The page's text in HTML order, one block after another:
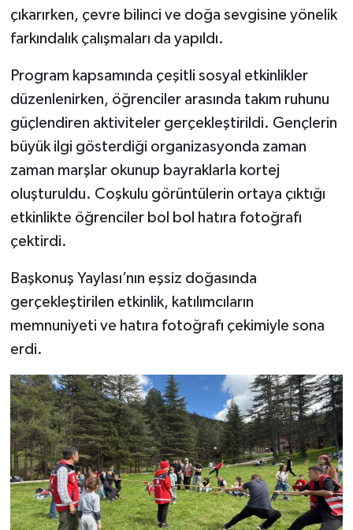
çıkarırken, çevre bilinci ve doğa sevgisine yönelik
farkındalık çalışmaları da yapıldı.
Program kapsamında çeşitli sosyal etkinlikler
düzenlenirken, öğrenciler arasında takım ruhunu
güçlendiren aktiviteler gerçekleştirildi. Gençlerin
büyük ilgi gösterdiği organizasyonda zaman
zaman marşlar okunup bayraklarla kortej
oluşturuldu. Coşkulu görüntülerin ortaya çıktığı
etkinlikte öğrenciler bol bol hatıra fotoğrafı
çektirdi.
Başkonuş Yaylası’nın eşsiz doğasında
gerçekleştirilen etkinlik, katılımcıların
memnuniyeti ve hatıra fotoğrafı çekimiyle sona
erdi.